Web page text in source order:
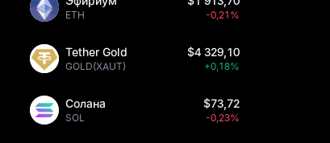
ETH -0,21%
Tether Gold
GOLD(XAUT)
$4 329,10
+0,18%
Солана
SOL
$73,72
-0,23%